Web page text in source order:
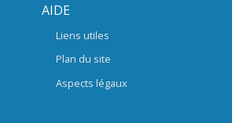
AIDE
Liens utiles
Plan du site
Aspects légaux